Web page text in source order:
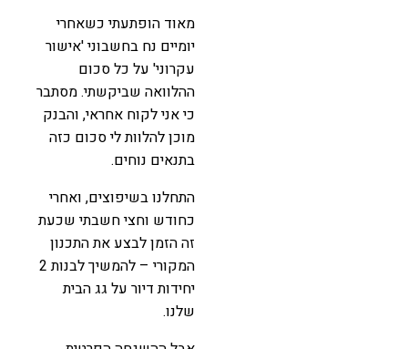
מאוד הופתעתי כשאחרי
יומיים נח בחשבוני 'אישור
עקרוני' על כל סכום
ההלוואה שביקשתי. מסתבר
כי אני לקוח אחראי, והבנק
מוכן להלוות לי סכום כזה
בתנאים נוחים.
התחלנו בשיפוצים, ואחרי
כחודש וחצי חשבתי שכעת
זה הזמן לבצע את התכנון
המקורי – להמשיך לבנות 2
יחידות דיור על גג הבית
שלנו.